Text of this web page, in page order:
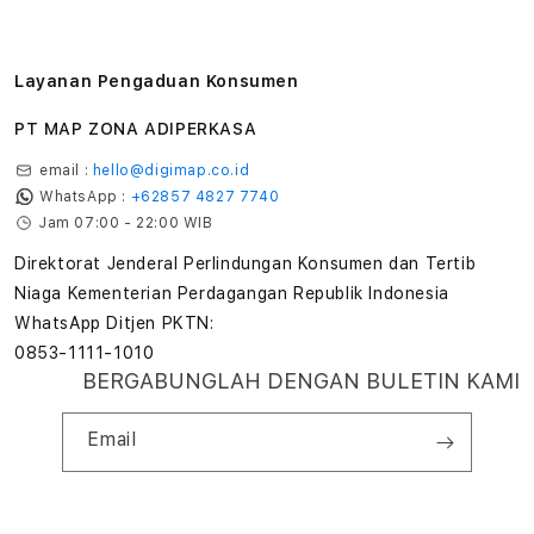
Layanan Pengaduan Konsumen
PT MAP ZONA ADIPERKASA
email : hello@digimap.co.id
WhatsApp : +62857 4827 7740
Jam 07:00 - 22:00 WIB
Direktorat Jenderal Perlindungan Konsumen dan Tertib
Niaga Kementerian Perdagangan Republik Indonesia
WhatsApp Ditjen PKTN:
0853-1111-1010
BERGABUNGLAH DENGAN BULETIN KAMI
Email